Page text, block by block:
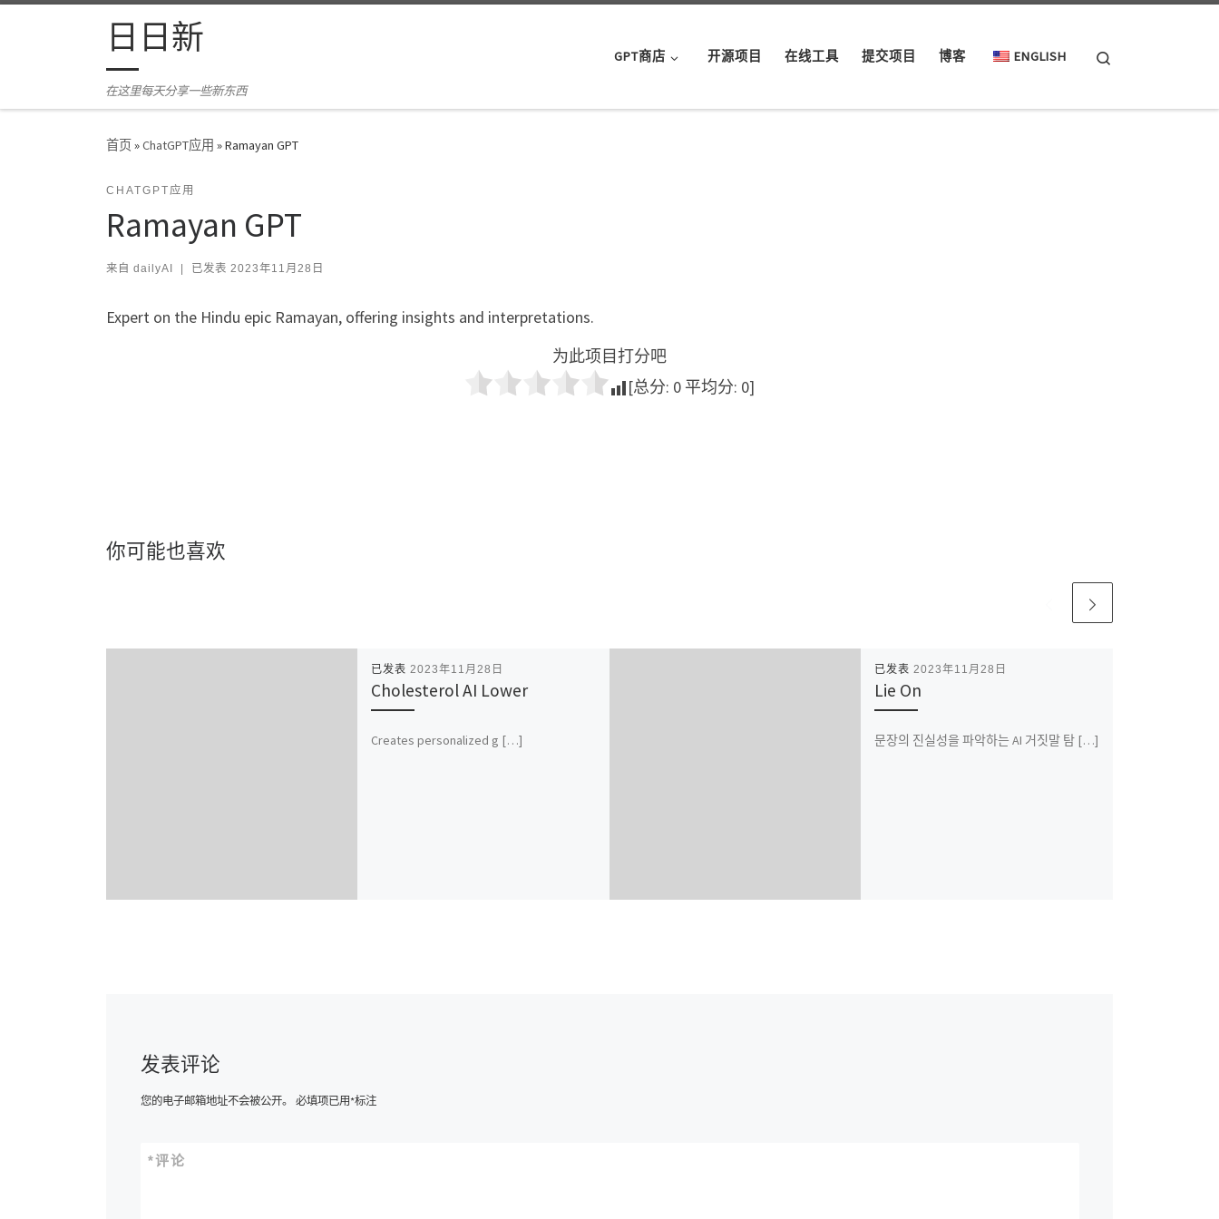
Skip to content日日新
在这里每天分享一些新东西
GPT商店 开源项目 在线工具 提交项目 博客 ENGLISH
首页»ChatGPT应用 »Ramayan GPT
CHATGPT应用
Ramayan GPT
来自 dailyAI 已发表 2023年11月28日
Expert on the Hindu epic Ramayan, offering insights and interpretations.
为此项目打分吧
[总分: 0 平均分: 0]
你可能也喜欢
已发表 2023年11月28日
Cholesterol AI Lower
Creates personalized g […]
已发表 2023年11月28日
Lie On
문장의 진실성을 파악하는 AI 거짓말 탐 […]
发表评论
您的电子邮箱地址不会被公开。 必填项已用*标注
评论
*